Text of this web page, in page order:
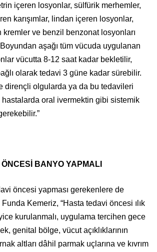
içeren losyonlar, sülfürik merhemler,
karışımlar, lindan içeren losyonlar,
kremler ve benzil benzonat losyonları
Boyundan aşağı tüm vücuda uygulanan
vücutta 8-12 saat kadar bekletilir,
olarak tedavi 3 güne kadar sürebilir.
dirençli olgularda ya da bu tedavileri
oral ivermektin gibi sistemik
BANYO YAPMALI
öncesi yapması gerekenlere de
Kemeriz, “Hasta tedavi öncesi ılık
kurulanmalı, uygulama tercihen gece
genital bölge, vücut açıklıklarının
altları dâhil parmak uçlarına ve kıvrım